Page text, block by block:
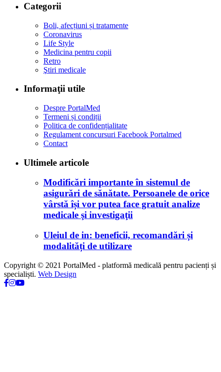
Categorii
Boli, afecțiuni și tratamente
Coronavirus
Life Style
Medicina pentru copii
Retro
Ştiri medicale
Informaţii utile
Despre PortalMed
Termeni și condiții
Politica de confidențialitate
Regulament concursuri Facebook Portalmed
Contact
Ultimele articole
Modificări importante în sistemul de
asigurări de sănătate. Persoanele de orice
vârstă își vor putea face gratuit analize
medicale şi investigaţii
Uleiul de in: beneficii, recomandări și
modalități de utilizare
Copyright © 2021 PortalMed - platformă medicală pentru pacienți și
specialiști. Web Design